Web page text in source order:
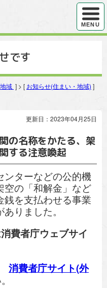
ハンバ
MENU
です
域 ] > [ お知らせ(住まい・地域) ]
更新日：2023年04月25日
の名称をかたる、架
する注意喚起
ターなどの公的機
空の「和解金」など
を支払わせる事業
りました。
費者庁ウェブサイ
消費者庁サイト(外
。